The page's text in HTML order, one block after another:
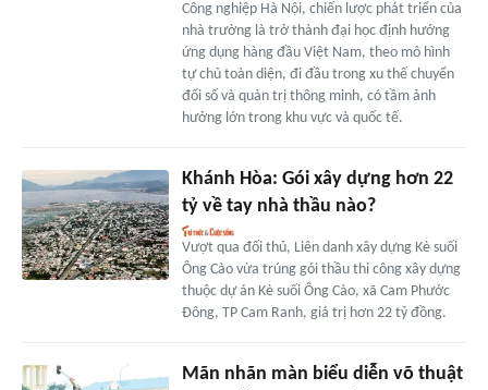
Công nghiệp Hà Nội, chiến lược phát triển của
nhà trường là trở thành đại học định hướng
ứng dụng hàng đầu Việt Nam, theo mô hình
tự chủ toàn diện, đi đầu trong xu thế chuyển
đổi số và quản trị thông minh, có tầm ảnh
hưởng lớn trong khu vực và quốc tế.
Khánh Hòa: Gói xây dựng hơn 22
tỷ về tay nhà thầu nào?
Vượt qua đối thủ, Liên danh xây dựng Kè suối
Ông Cào vừa trúng gói thầu thi công xây dựng
thuộc dự án Kè suối Ông Cào, xã Cam Phước
Đông, TP Cam Ranh, giá trị hơn 22 tỷ đồng.
Mãn nhãn màn biểu diễn võ thuật